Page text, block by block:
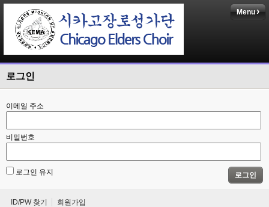
Menu
로그인
이메일 주소
비밀번호
로그인 유지 로그인
ID/PW 찾기 회원가입